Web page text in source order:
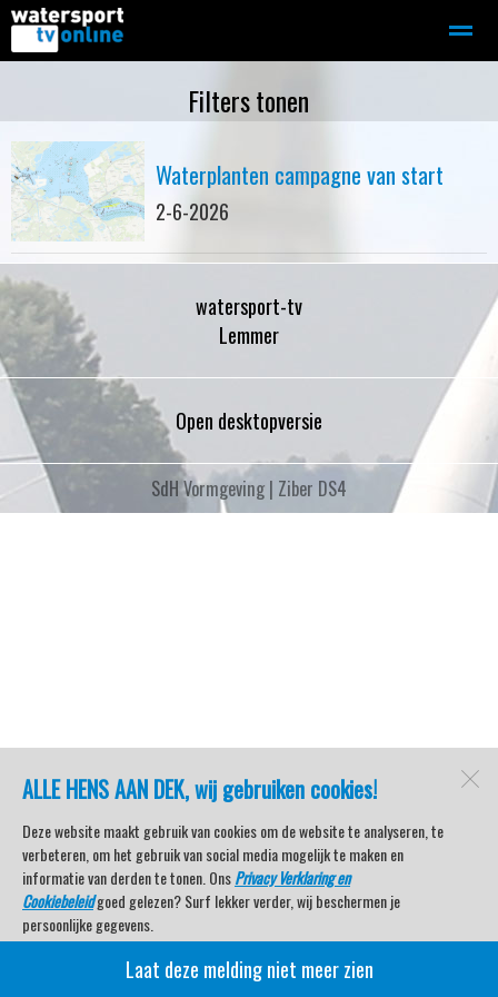
Motorboot-sloep Adverteren
Home Contact Bellen Zoeken
ALLE HENS AAN DEK, wij gebruiken cookies!
Deze website maakt gebruik van cookies om de website te analyseren, te
verbeteren, om het gebruik van social media mogelijk te maken en
informatie van derden te tonen. OnsPrivacy Verklaring en
Cookiebeleidgoed gelezen? Surf lekker verder, wij beschermen je
persoonlijke gegevens.
Veel kijkplezier met Watersport TV Beleving & Nieuws!
Laat deze melding niet meer zien
Filters tonen
Waterplanten campagne van start
2-6-2026
watersport-tv
Lemmer
Open desktopversie
SdH Vormgeving | Ziber DS4